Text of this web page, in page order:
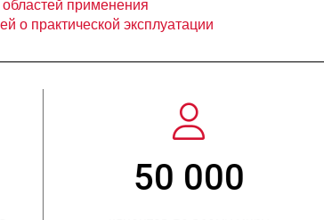
применения
о практической эксплуатации
150